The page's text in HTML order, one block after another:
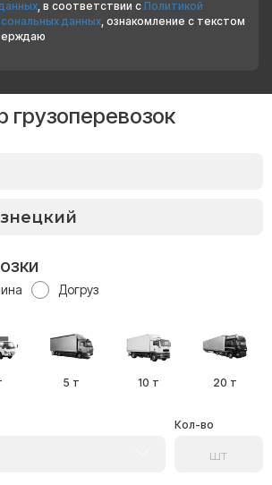
, в соответствии с Политикой
данных, ознакомление с текстом
грузоперевозок
Догруз
5 т 10 т 20 т
Кол-во